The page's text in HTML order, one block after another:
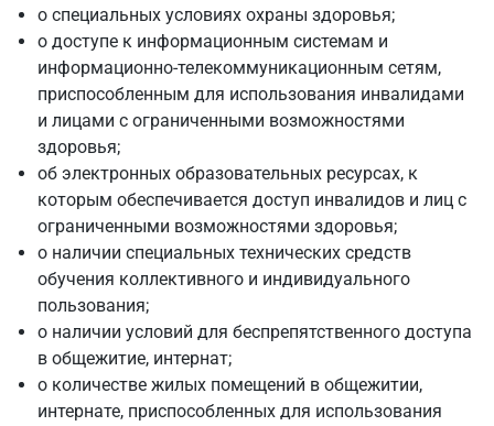
о специальных условиях охраны здоровья;
о доступе к информационным системам и
информационно-телекоммуникационным сетям,
приспособленным для использования инвалидами
и лицами с ограниченными возможностями
здоровья;
об электронных образовательных ресурсах, к
которым обеспечивается доступ инвалидов и лиц с
ограниченными возможностями здоровья;
о наличии специальных технических средств
обучения коллективного и индивидуального
пользования;
о наличии условий для беспрепятственного доступа
в общежитие, интернат;
о количестве жилых помещений в общежитии,
интернате, приспособленных для использования